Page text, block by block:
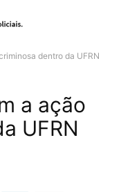
dentro da UFRN
a ação
UFRN